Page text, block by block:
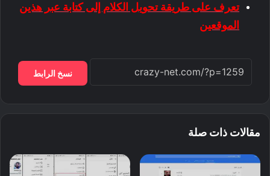
تعرف على طريقة تحويل الكلام إلى كتابة عبر هذين
الموقعين
نسخ الرابط
مقالات ذات صلة